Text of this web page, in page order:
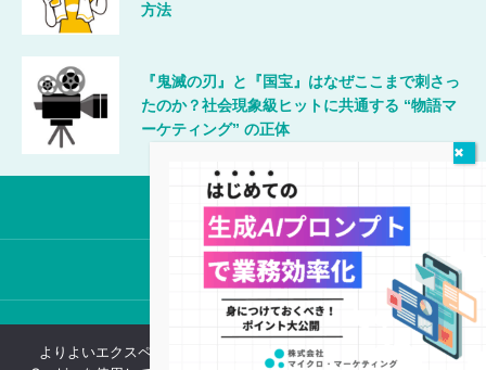
方法
『鬼滅の刃』と『国宝』はなぜここまで刺さっ
たのか？社会現象級ヒットに共通する “物語マ
ーケティング” の正体
唯一無二のマーケティング
©2024 MicroMarketing Inc.
よりよいエクスペリエンスを提供するため、当ウェブサイトでは